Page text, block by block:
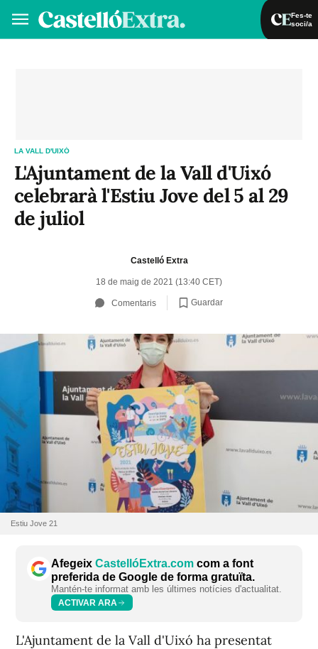
Fes-te
soci/a
LA VALL D'UIXÓ
L'Ajuntament de la Vall d'Uixó
celebrarà l'Estiu Jove del 5 al 29
de juliol
Castelló Extra
18 de maig de 2021 (13:40 CET)
Comentaris Guardar
Estiu Jove 21
Afegeix CastellóExtra.com com a font
preferida de Google de forma gratuïta.
Mantén-te informat amb les últimes notícies d'actualitat.
ACTIVAR ARA
L'Ajuntament de la Vall d'Uixó ha presentat